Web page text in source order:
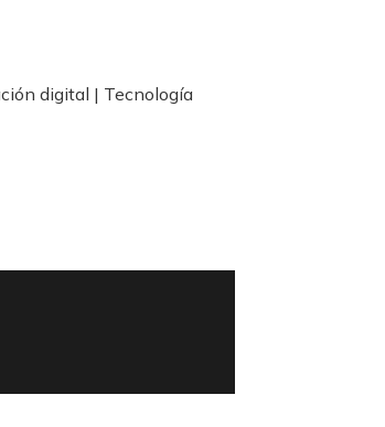
digital | Tecnología